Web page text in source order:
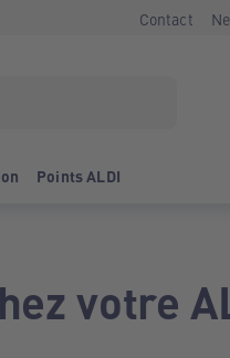
Contact
Points ALDI
votre